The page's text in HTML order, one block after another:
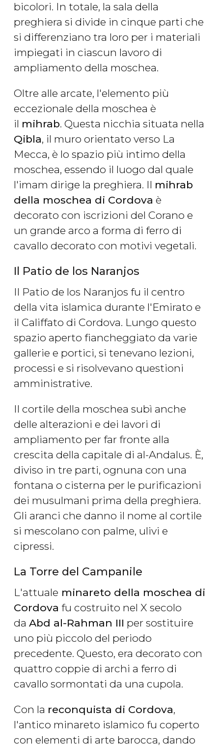
bicolori. In totale, la sala della
preghiera si divide in cinque parti che
si differenziano tra loro per i materiali
impiegati in ciascun lavoro di
ampliamento della moschea.
Oltre alle arcate, l'elemento più
eccezionale della moschea è
il mihrab. Questa nicchia situata nella
Qibla, il muro orientato verso La
Mecca, è lo spazio più intimo della
moschea, essendo il luogo dal quale
l'imam dirige la preghiera. Il mihrab
della moschea di Cordova è
decorato con iscrizioni del Corano e
un grande arco a forma di ferro di
cavallo decorato con motivi vegetali.
Il Patio de los Naranjos
Il Patio de los Naranjos fu il centro
della vita islamica durante l'Emirato e
il Califfato di Cordova. Lungo questo
spazio aperto fiancheggiato da varie
gallerie e portici, si tenevano lezioni,
processi e si risolvevano questioni
amministrative.
Il cortile della moschea subì anche
delle alterazioni e dei lavori di
ampliamento per far fronte alla
crescita della capitale di al-Andalus. È,
diviso in tre parti, ognuna con una
fontana o cisterna per le purificazioni
dei musulmani prima della preghiera.
Gli aranci che danno il nome al cortile
si mescolano con palme, ulivi e
cipressi.
La Torre del Campanile
L'attuale minareto della moschea di
Cordova fu costruito nel X secolo
da Abd al-Rahman III per sostituire
uno più piccolo del periodo
precedente. Questo, era decorato con
quattro coppie di archi a ferro di
cavallo sormontati da una cupola.
Con la reconquista di Cordova,
l'antico minareto islamico fu coperto
con elementi di arte barocca, dando